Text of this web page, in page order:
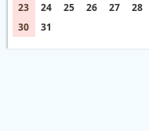
23
24 25 26 27 28
30
31